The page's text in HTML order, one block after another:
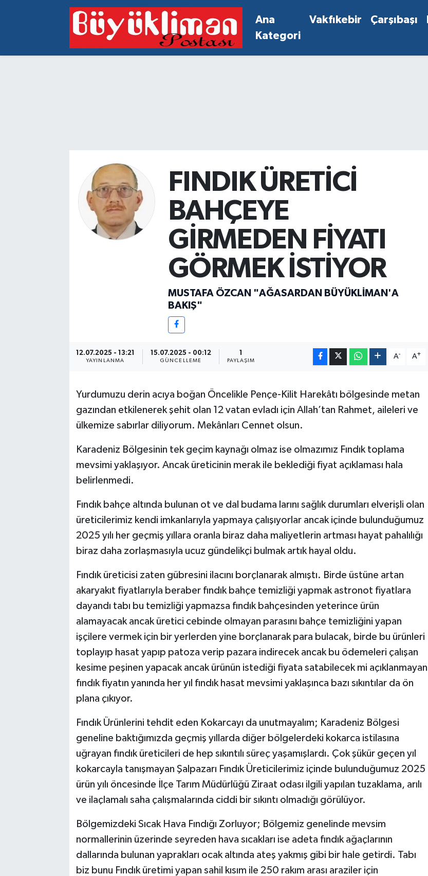
Ana
Kategori
Vakfıkebir Çarşıbaşı
FINDIK ÜRETİCİ
BAHÇEYE
GİRMEDEN FİYATI
GÖRMEK İSTİYOR
MUSTAFA ÖZCAN "AĞASARDAN BÜYÜKLİMAN'A
BAKIŞ"
12.07.2025 - 13:21
YAYINLANMA
15.07.2025 - 00:12
GÜNCELLEME
1
PAYLAŞIM
A- A+
Yurdumuzu derin acıya boğan Öncelikle Pençe-Kilit Harekâtı bölgesinde metan
gazından etkilenerek şehit olan 12 vatan evladı için Allah’tan Rahmet, aileleri ve
ülkemize sabırlar diliyorum. Mekânları Cennet olsun.
Karadeniz Bölgesinin tek geçim kaynağı olmaz ise olmazımız Fındık toplama
mevsimi yaklaşıyor. Ancak üreticinin merak ile beklediği fiyat açıklaması hala
belirlenmedi.
Fındık bahçe altında bulunan ot ve dal budama larını sağlık durumları elverişli olan
üreticilerimiz kendi imkanlarıyla yapmaya çalışıyorlar ancak içinde bulunduğumuz
2025 yılı her geçmiş yıllara oranla biraz daha maliyetlerin artması hayat pahalılığı
biraz daha zorlaşmasıyla ucuz gündelikçi bulmak artık hayal oldu.
Fındık üreticisi zaten gübresini ilacını borçlanarak almıştı. Birde üstüne artan
akaryakıt fiyatlarıyla beraber fındık bahçe temizliği yapmak astronot fiyatlara
dayandı tabı bu temizliği yapmazsa fındık bahçesinden yeterince ürün
alamayacak ancak üretici cebinde olmayan parasını bahçe temizliğini yapan
işçilere vermek için bir yerlerden yine borçlanarak para bulacak, birde bu ürünleri
toplayıp hasat yapıp patoza verip pazara indirecek ancak bu ödemeleri çalışan
kesime peşinen yapacak ancak ürünün istediği fiyata satabilecek mi açıklanmayan
fındık fiyatın yanında her yıl fındık hasat mevsimi yaklaşınca bazı sıkıntılar da ön
plana çıkıyor.
Fındık Ürünlerini tehdit eden Kokarcayı da unutmayalım; Karadeniz Bölgesi
geneline baktığımızda geçmiş yıllarda diğer bölgelerdeki kokarca istilasına
uğrayan fındık üreticileri de hep sıkıntılı süreç yaşamışlardı. Çok şükür geçen yıl
kokarcayla tanışmayan Şalpazarı Fındık Üreticilerimiz içinde bulunduğumuz 2025
ürün yılı öncesinde İlçe Tarım Müdürlüğü Ziraat odası ilgili yapılan tuzaklama, arılı
ve ilaçlamalı saha çalışmalarında ciddi bir sıkıntı olmadığı görülüyor.
Bölgemizdeki Sıcak Hava Fındığı Zorluyor; Bölgemiz genelinde mevsim
normallerinin üzerinde seyreden hava sıcakları ise adeta fındık ağaçlarının
dallarında bulunan yaprakları ocak altında ateş yakmış gibi bir hale getirdi. Tabı
biz bunu Fındık üretimi yapan sahil kısım ile 250 rakım arası araziler için
Vakfıkebir Hava Durumu